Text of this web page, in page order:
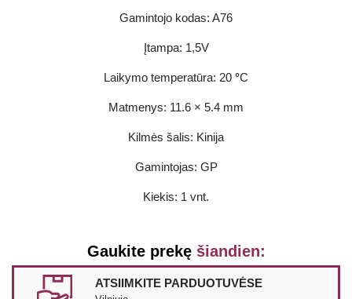
Gamintojo kodas: A76
Įtampa: 1,5V
Laikymo temperatūra: 20 °C
Matmenys: 11.6 × 5.4 mm
Kilmės šalis: Kinija
Gamintojas: GP
Kiekis: 1 vnt.
Gaukite prekę šiandien:
ATSIIMKITE PARDUOTUVĖSE